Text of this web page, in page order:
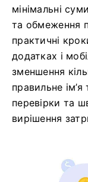
мінімальні
та обмеження
практичні
додатках і
зменшення
правильне
перевірки та
вирішення